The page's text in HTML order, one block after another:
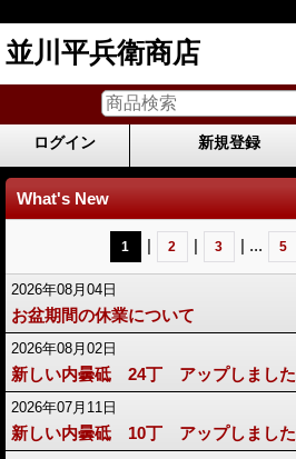
並川平兵衛商店
ログイン 新規登録
What's New
1 | 2 | 3 | ... 5
2026年08月04日
お盆期間の休業について
2026年08月02日
新しい内曇砥 24丁 アップしました
2026年07月11日
新しい内曇砥 10丁 アップしました